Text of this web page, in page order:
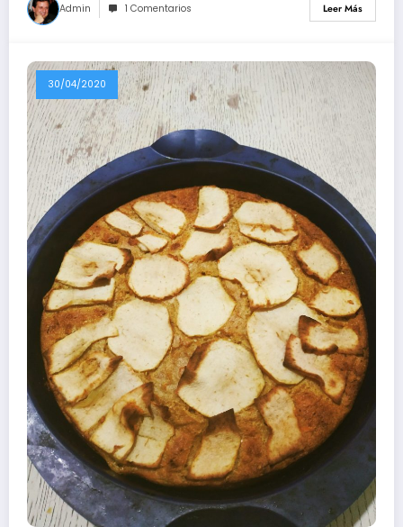
Admin 1 Comentarios Leer Más
30/04/2020